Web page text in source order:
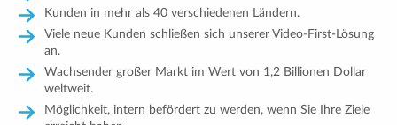
Kunden in mehr als 40 verschiedenen Ländern.
Viele neue Kunden schließen sich unserer Video-First-Lösung
an.
Wachsender großer Markt im Wert von 1,2 Billionen Dollar
weltweit.
Möglichkeit, intern befördert zu werden, wenn Sie Ihre Ziele